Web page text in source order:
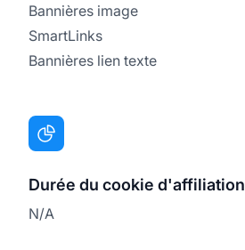
Bannières image
SmartLinks
Bannières lien texte
Durée du cookie d'affiliation
N/A